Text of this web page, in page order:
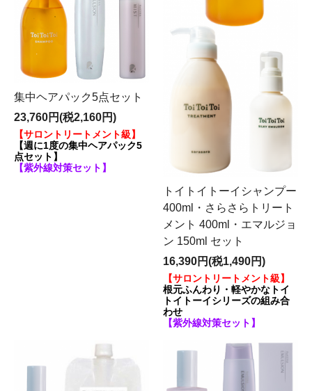
集中ヘアパック5点セット
23,760円(税2,160円)
【サロントリートメント級】
【週に1度の集中ヘアパック5
点セット】
【紫外線対策セット】
トイトイトーイシャンプー
400ml・さらさらトリート
メント 400ml・エマルジョ
ン 150ml セット
16,390円(税1,490円)
【サロントリートメント級】
根元ふんわり・軽やかなトイ
トイトーイシリーズの組み合
わせ
【紫外線対策セット】